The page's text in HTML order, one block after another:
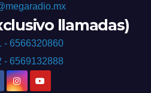
llamadas)
- 6566320860
- 6569132888